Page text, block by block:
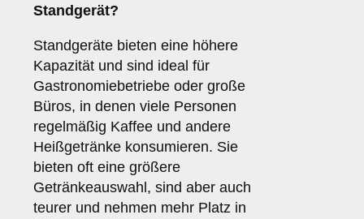
Standgerät?
Standgeräte bieten eine höhere
Kapazität und sind ideal für
Gastronomiebetriebe oder große
Büros, in denen viele Personen
regelmäßig Kaffee und andere
Heißgetränke konsumieren. Sie
bieten oft eine größere
Getränkeauswahl, sind aber auch
teurer und nehmen mehr Platz in